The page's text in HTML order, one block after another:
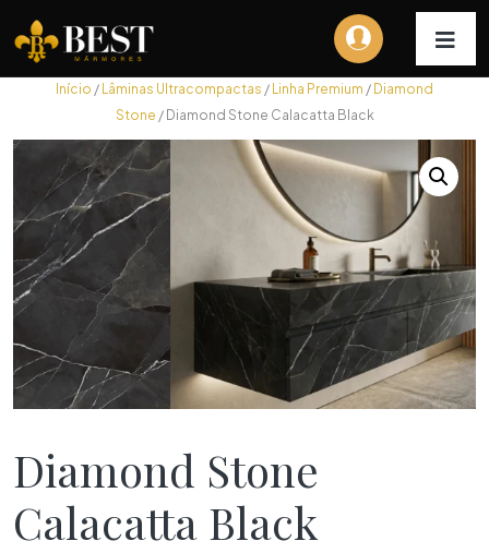
Início / Lâminas Ultracompactas / Linha Premium / Diamond
Stone / Diamond Stone Calacatta Black
Diamond Stone
Calacatta Black